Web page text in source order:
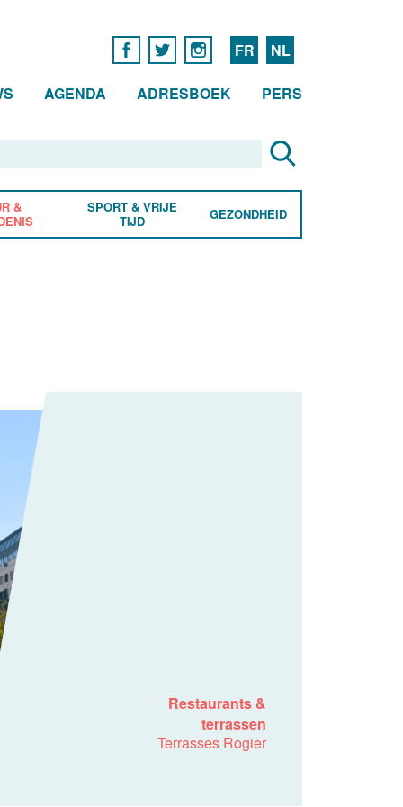
FR NL
AGENDA ADRESBOEK PERS
&
SPORT & VRIJE
TIJD
GEZONDHEID
Restaurants &
terrassen
Terrasses Rogier